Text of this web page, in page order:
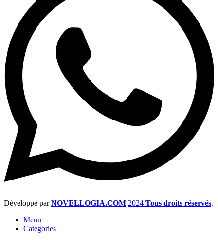
Développé parNOVELLOGIA.COM 2024 Tous droits réservés.
Menu
Categories